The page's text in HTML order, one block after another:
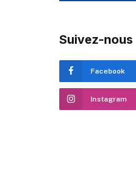
Suivez-nous
Facebook
Instagram